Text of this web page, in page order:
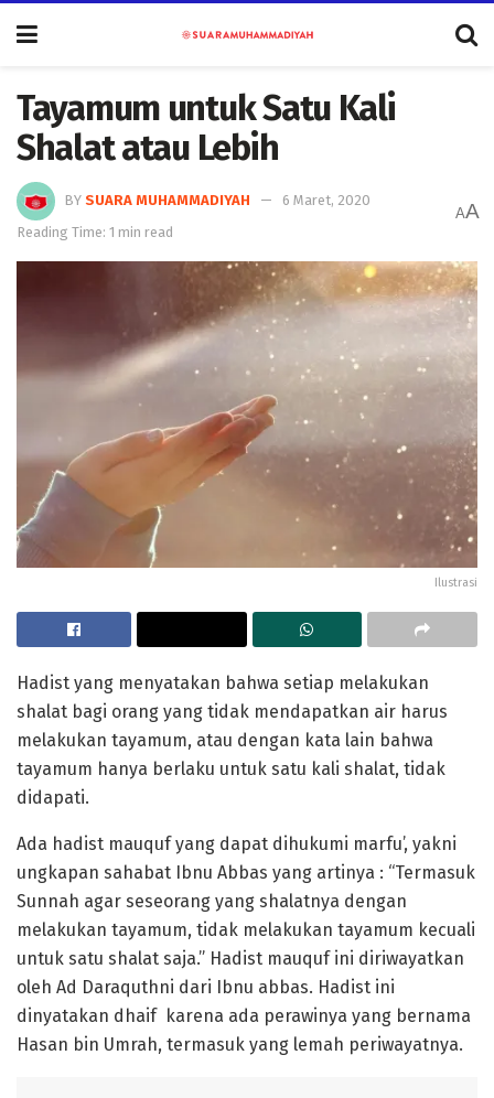
Tayamum untuk Satu Kali
Shalat atau Lebih
BY SUARA MUHAMMADIYAH
6 Maret, 2020
Reading Time: 1 min read
AA
Ilustrasi
Hadist yang menyatakan bahwa setiap melakukan
shalat bagi orang yang tidak mendapatkan air harus
melakukan tayamum, atau dengan kata lain bahwa
tayamum hanya berlaku untuk satu kali shalat, tidak
didapati.
Ada hadist mauquf yang dapat dihukumi marfu’, yakni
ungkapan sahabat Ibnu Abbas yang artinya : “Termasuk
Sunnah agar seseorang yang shalatnya dengan
melakukan tayamum, tidak melakukan tayamum kecuali
untuk satu shalat saja.” Hadist mauquf ini diriwayatkan
oleh Ad Daraquthni dari Ibnu abbas. Hadist ini
dinyatakan dhaif karena ada perawinya yang bernama
Hasan bin Umrah, termasuk yang lemah periwayatnya.